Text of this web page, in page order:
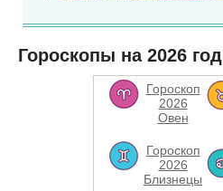
Гороскопы на 2026 год
Гороскоп
2026
Овен
Гороскоп
2026
Близнецы